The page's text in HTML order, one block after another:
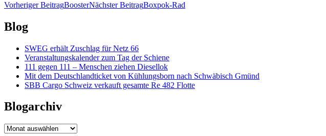
Beitragsnavigation
Vorheriger BeitragBoosterNächster BeitragBoxpok-Rad
Blog
SWEG erhält Zuschlag für Netz 66
Veranstaltungskalender zum Tag der Schiene
111 gegen 111 – Menschen ziehen Diesellok
Mit dem Deutschlandticket von Kühlungsborn nach Schwäbisch Gmünd
SBB Cargo Schweiz verkauft gesamte Re 482 Flotte
Blogarchiv
Blogarchiv